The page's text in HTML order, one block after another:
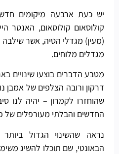
יש כעת ארבעה מיקומים
קולוסאום קולוסאום, האנטר
(מעין) מגדלי הטיה, אשר שילבה
מגדלים מלוחים.
מטבע הדברים בוצעו שינויים
דרקון ורובה הצלפים של אמבן
שהוחזרו לקמרון – יהיה לנו
החדשים והבלתי מעורפלים של
נראה שהשינוי הגדול
הבאונטי, שם תוכלו להשיג